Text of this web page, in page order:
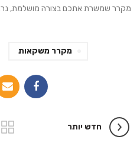
מקרר שמשרת אתכם בצורה מושלמת,
מקרר משקאות
חדש יותר